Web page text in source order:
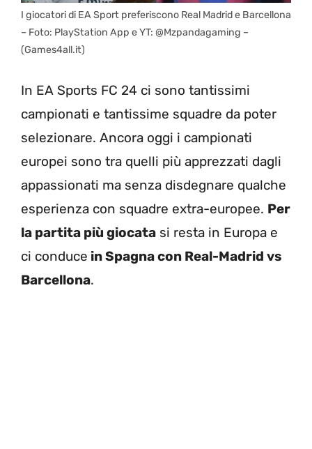
I giocatori di EA Sport preferiscono Real Madrid e Barcellona
– Foto: PlayStation App e YT: @Mzpandagaming –
(Games4all.it)
In EA Sports FC 24 ci sono tantissimi
campionati e tantissime squadre da poter
selezionare. Ancora oggi i campionati
europei sono tra quelli più apprezzati dagli
appassionati ma senza disdegnare qualche
esperienza con squadre extra-europee. Per
la partita più giocata si resta in Europa e
ci conduce in Spagna con Real-Madrid vs
Barcellona.